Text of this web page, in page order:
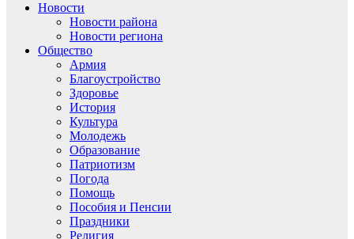
Новости
Новости района
Новости региона
Общество
Армия
Благоустройство
Здоровье
История
Культура
Молодежь
Образование
Патриотизм
Погода
Помощь
Пособия и Пенсии
Праздники
Религия